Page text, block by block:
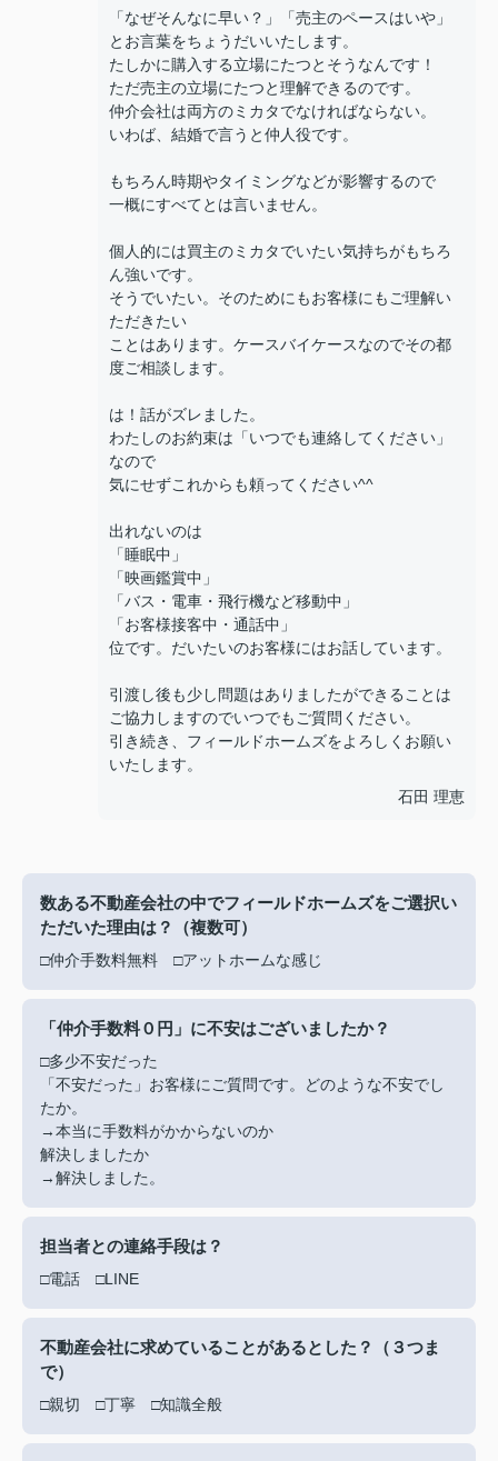
「なぜそんなに早い？」「売主のペースはいや」
とお言葉をちょうだいいたします。
たしかに購入する立場にたつとそうなんです！
ただ売主の立場にたつと理解できるのです。
仲介会社は両方のミカタでなければならない。
いわば、結婚で言うと仲人役です。
もちろん時期やタイミングなどが影響するので
一概にすべてとは言いません。
個人的には買主のミカタでいたい気持ちがもちろ
ん強いです。
そうでいたい。そのためにもお客様にもご理解い
ただきたい
ことはあります。ケースバイケースなのでその都
度ご相談します。
は！話がズレました。
わたしのお約束は「いつでも連絡してください」
なので
気にせずこれからも頼ってください^^
出れないのは
「睡眠中」
「映画鑑賞中」
「バス・電車・飛行機など移動中」
「お客様接客中・通話中」
位です。だいたいのお客様にはお話しています。
引渡し後も少し問題はありましたができることは
ご協力しますのでいつでもご質問ください。
引き続き、フィールドホームズをよろしくお願い
いたします。
石田 理恵
数ある不動産会社の中でフィールドホームズをご選択い
ただいた理由は？（複数可）
□仲介手数料無料 □アットホームな感じ
「仲介手数料０円」に不安はございましたか？
□多少不安だった
「不安だった」お客様にご質問です。どのような不安でし
たか。
→本当に手数料がかからないのか
解決しましたか
→解決しました。
担当者との連絡手段は？
□電話 □LINE
不動産会社に求めていることがあるとした？（３つま
で）
□親切 □丁寧 □知識全般